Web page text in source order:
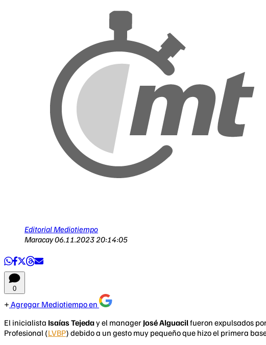
Editorial Mediotiempo
Maracay06.11.2023 20:14:05
0
Agregar Mediotiempo en
El inicialista Isaías Tejeday el manager José Alguacilfueron expulsados
Profesional (LVBP) debido a un gesto muy pequeño que hizo el primera